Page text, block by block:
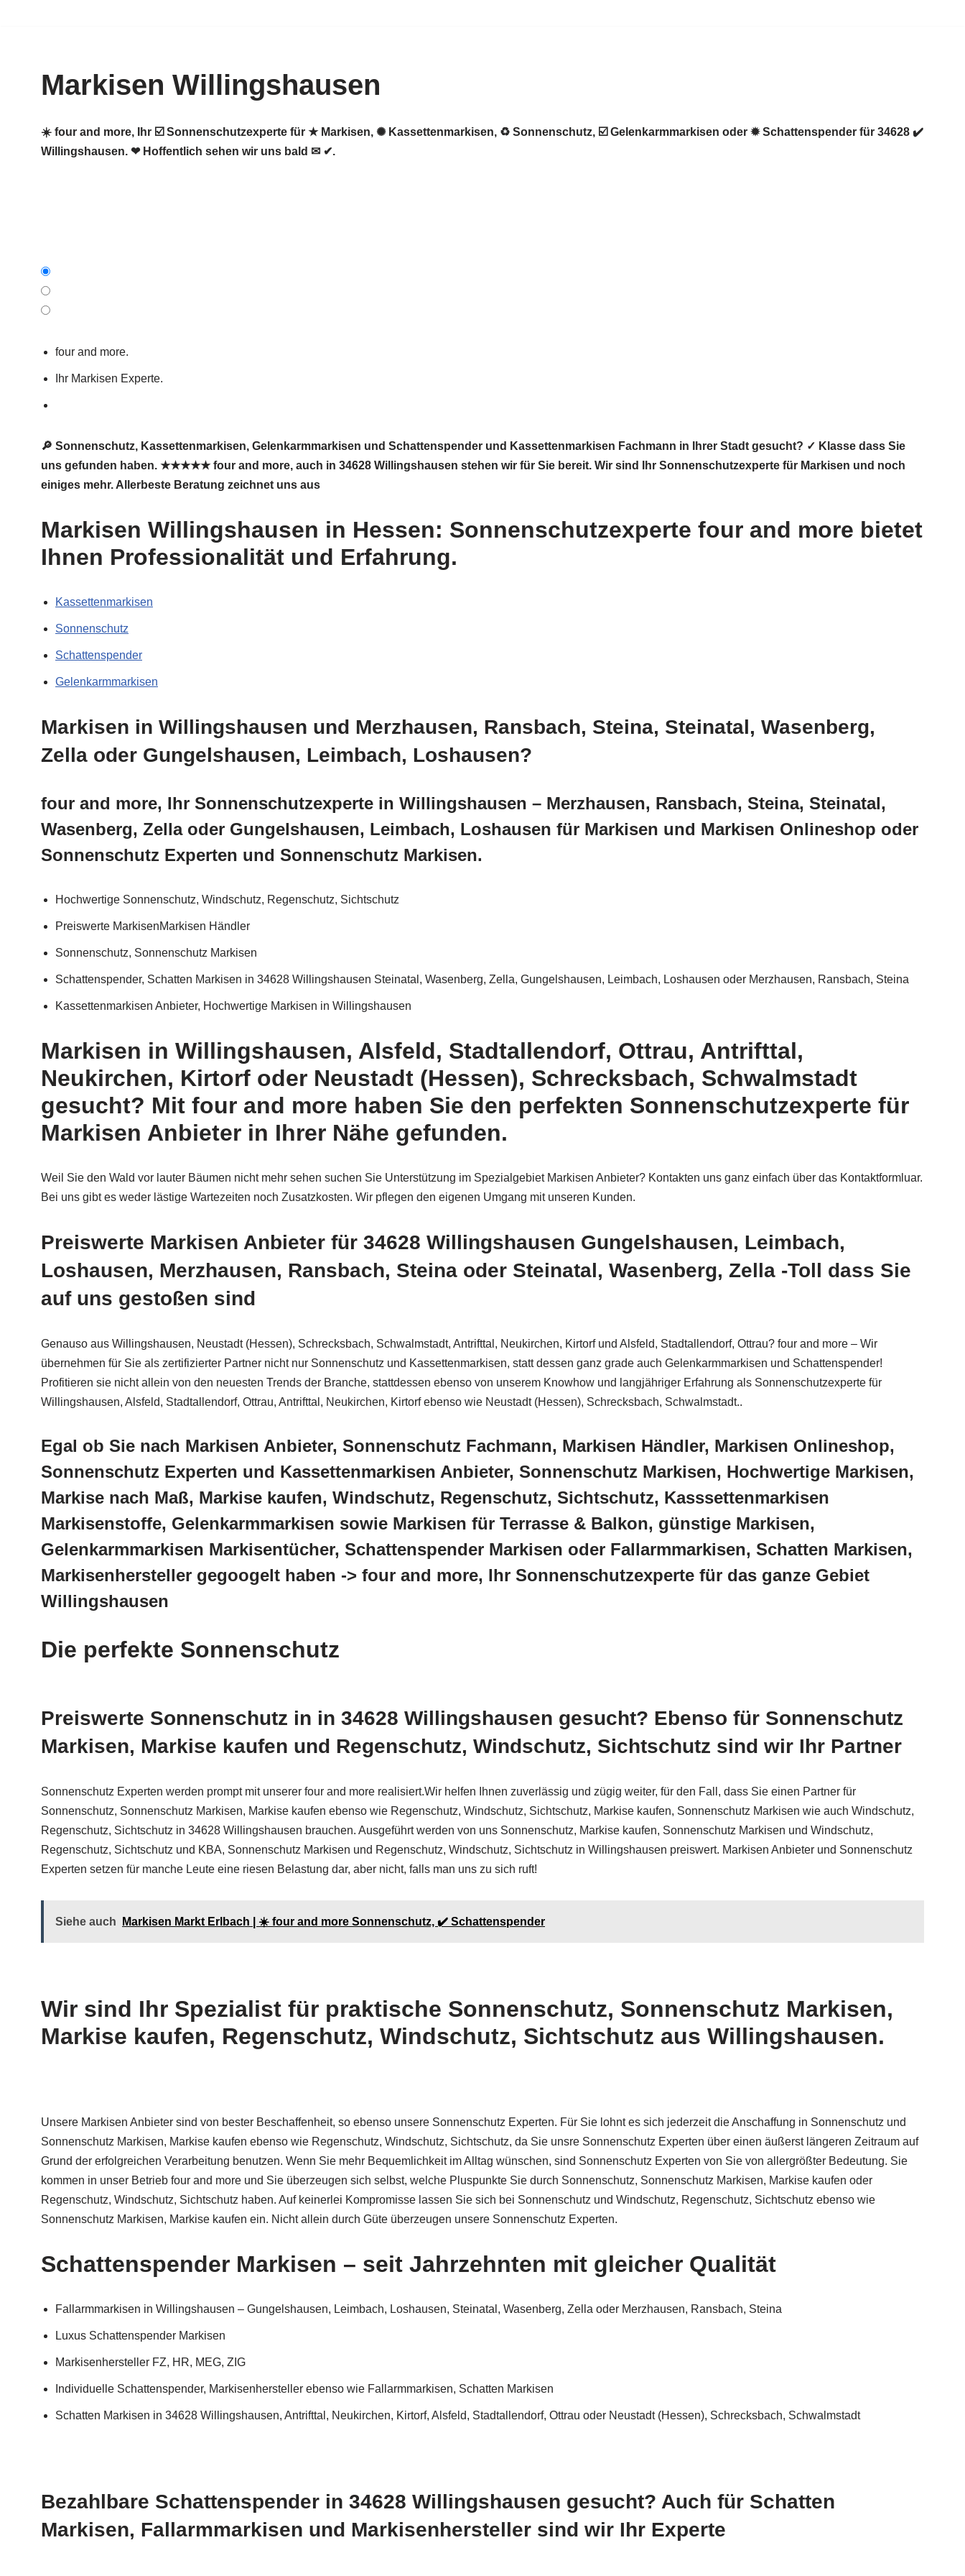
springenMarkisen Willingshausen
☀️ four and more, Ihr ☑️ Sonnenschutzexperte für ★ Markisen, ✺ Kassettenmarkisen, ♻ Sonnenschutz, ☑️ Gelenkarmmarkisen oder ✹ Schattenspender für 34628 ✔️
Willingshausen. ❤ Hoffentlich sehen wir uns bald ✉ ✔.
four and more.
Ihr Markisen Experte.
🔎 Sonnenschutz, Kassettenmarkisen, Gelenkarmmarkisen und Schattenspender und Kassettenmarkisen Fachmann in Ihrer Stadt gesucht? ✓ Klasse dass Sie
uns gefunden haben. ★★★★★ four and more, auch in 34628 Willingshausen stehen wir für Sie bereit. Wir sind Ihr Sonnenschutzexperte für Markisen und noch
einiges mehr. Allerbeste Beratung zeichnet uns aus
Markisen Willingshausen in Hessen: Sonnenschutzexperte four and more bietet
Ihnen Professionalität und Erfahrung.
Kassettenmarkisen
Sonnenschutz
Schattenspender
Gelenkarmmarkisen
Markisen in Willingshausen und Merzhausen, Ransbach, Steina, Steinatal, Wasenberg,
Zella oder Gungelshausen, Leimbach, Loshausen?
four and more, Ihr Sonnenschutzexperte in Willingshausen – Merzhausen, Ransbach, Steina, Steinatal,
Wasenberg, Zella oder Gungelshausen, Leimbach, Loshausen für Markisen und Markisen Onlineshop oder
Sonnenschutz Experten und Sonnenschutz Markisen.
Hochwertige Sonnenschutz, Windschutz, Regenschutz, Sichtschutz
Preiswerte MarkisenMarkisen Händler
Sonnenschutz, Sonnenschutz Markisen
Schattenspender, Schatten Markisen in 34628 Willingshausen Steinatal, Wasenberg, Zella, Gungelshausen, Leimbach, Loshausen oder Merzhausen, Ransbach, Steina
Kassettenmarkisen Anbieter, Hochwertige Markisen in Willingshausen
Markisen in Willingshausen, Alsfeld, Stadtallendorf, Ottrau, Antrifttal,
Neukirchen, Kirtorf oder Neustadt (Hessen), Schrecksbach, Schwalmstadt
gesucht? Mit four and more haben Sie den perfekten Sonnenschutzexperte für
Markisen Anbieter in Ihrer Nähe gefunden.
Weil Sie den Wald vor lauter Bäumen nicht mehr sehen suchen Sie Unterstützung im Spezialgebiet Markisen Anbieter? Kontakten uns ganz einfach über das Kontaktformluar.
Bei uns gibt es weder lästige Wartezeiten noch Zusatzkosten. Wir pflegen den eigenen Umgang mit unseren Kunden.
Preiswerte Markisen Anbieter für 34628 Willingshausen Gungelshausen, Leimbach,
Loshausen, Merzhausen, Ransbach, Steina oder Steinatal, Wasenberg, Zella -Toll dass Sie
auf uns gestoßen sind
Genauso aus Willingshausen, Neustadt (Hessen), Schrecksbach, Schwalmstadt, Antrifttal, Neukirchen, Kirtorf und Alsfeld, Stadtallendorf, Ottrau? four and more – Wir
übernehmen für Sie als zertifizierter Partner nicht nur Sonnenschutz und Kassettenmarkisen, statt dessen ganz grade auch Gelenkarmmarkisen und Schattenspender!
Profitieren sie nicht allein von den neuesten Trends der Branche, stattdessen ebenso von unserem Knowhow und langjähriger Erfahrung als Sonnenschutzexperte für
Willingshausen, Alsfeld, Stadtallendorf, Ottrau, Antrifttal, Neukirchen, Kirtorf ebenso wie Neustadt (Hessen), Schrecksbach, Schwalmstadt..
Egal ob Sie nach Markisen Anbieter, Sonnenschutz Fachmann, Markisen Händler, Markisen Onlineshop,
Sonnenschutz Experten und Kassettenmarkisen Anbieter, Sonnenschutz Markisen, Hochwertige Markisen,
Markise nach Maß, Markise kaufen, Windschutz, Regenschutz, Sichtschutz, Kasssettenmarkisen
Markisenstoffe, Gelenkarmmarkisen sowie Markisen für Terrasse & Balkon, günstige Markisen,
Gelenkarmmarkisen Markisentücher, Schattenspender Markisen oder Fallarmmarkisen, Schatten Markisen,
Markisenhersteller gegoogelt haben -> four and more, Ihr Sonnenschutzexperte für das ganze Gebiet
Willingshausen
Die perfekte Sonnenschutz
Preiswerte Sonnenschutz in in 34628 Willingshausen gesucht? Ebenso für Sonnenschutz
Markisen, Markise kaufen und Regenschutz, Windschutz, Sichtschutz sind wir Ihr Partner
Sonnenschutz Experten werden prompt mit unserer four and more realisiert.Wir helfen Ihnen zuverlässig und zügig weiter, für den Fall, dass Sie einen Partner für
Sonnenschutz, Sonnenschutz Markisen, Markise kaufen ebenso wie Regenschutz, Windschutz, Sichtschutz, Markise kaufen, Sonnenschutz Markisen wie auch Windschutz,
Regenschutz, Sichtschutz in 34628 Willingshausen brauchen. Ausgeführt werden von uns Sonnenschutz, Markise kaufen, Sonnenschutz Markisen und Windschutz,
Regenschutz, Sichtschutz und KBA, Sonnenschutz Markisen und Regenschutz, Windschutz, Sichtschutz in Willingshausen preiswert. Markisen Anbieter und Sonnenschutz
Experten setzen für manche Leute eine riesen Belastung dar, aber nicht, falls man uns zu sich ruft!
Siehe auch Markisen Markt Erlbach | ☀️ four and more Sonnenschutz, ✔️ Schattenspender
Wir sind Ihr Spezialist für praktische Sonnenschutz, Sonnenschutz Markisen,
Markise kaufen, Regenschutz, Windschutz, Sichtschutz aus Willingshausen.
Unsere Markisen Anbieter sind von bester Beschaffenheit, so ebenso unsere Sonnenschutz Experten. Für Sie lohnt es sich jederzeit die Anschaffung in Sonnenschutz und
Sonnenschutz Markisen, Markise kaufen ebenso wie Regenschutz, Windschutz, Sichtschutz, da Sie unsre Sonnenschutz Experten über einen äußerst längeren Zeitraum auf
Grund der erfolgreichen Verarbeitung benutzen. Wenn Sie mehr Bequemlichkeit im Alltag wünschen, sind Sonnenschutz Experten von Sie von allergrößter Bedeutung. Sie
kommen in unser Betrieb four and more und Sie überzeugen sich selbst, welche Pluspunkte Sie durch Sonnenschutz, Sonnenschutz Markisen, Markise kaufen oder
Regenschutz, Windschutz, Sichtschutz haben. Auf keinerlei Kompromisse lassen Sie sich bei Sonnenschutz und Windschutz, Regenschutz, Sichtschutz ebenso wie
Sonnenschutz Markisen, Markise kaufen ein. Nicht allein durch Güte überzeugen unsere Sonnenschutz Experten.
Schattenspender Markisen – seit Jahrzehnten mit gleicher Qualität
Fallarmmarkisen in Willingshausen – Gungelshausen, Leimbach, Loshausen, Steinatal, Wasenberg, Zella oder Merzhausen, Ransbach, Steina
Luxus Schattenspender Markisen
Markisenhersteller FZ, HR, MEG, ZIG
Individuelle Schattenspender, Markisenhersteller ebenso wie Fallarmmarkisen, Schatten Markisen
Schatten Markisen in 34628 Willingshausen, Antrifttal, Neukirchen, Kirtorf, Alsfeld, Stadtallendorf, Ottrau oder Neustadt (Hessen), Schrecksbach, Schwalmstadt
Bezahlbare Schattenspender in 34628 Willingshausen gesucht? Auch für Schatten
Markisen, Fallarmmarkisen und Markisenhersteller sind wir Ihr Experte